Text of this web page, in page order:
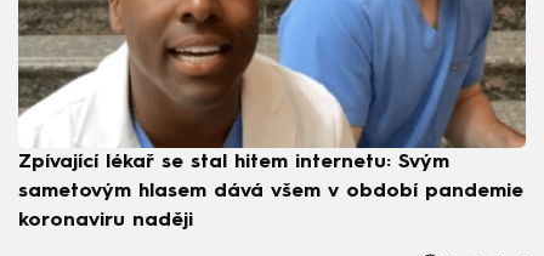
Zpívající lékař se stal hitem internetu: Svým
sametovým hlasem dává všem v období pandemie
koronaviru naději